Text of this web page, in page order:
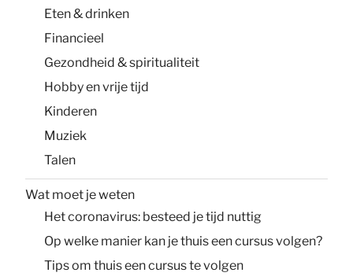
Eten & drinken
Financieel
Gezondheid & spiritualiteit
Hobby en vrije tijd
Kinderen
Muziek
Talen
Wat moet je weten
Het coronavirus: besteed je tijd nuttig
Op welke manier kan je thuis een cursus volgen?
Tips om thuis een cursus te volgen